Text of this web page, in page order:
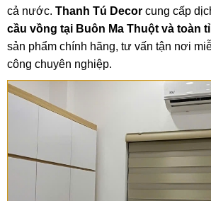
cả nước. Thanh Tú Decor cung cấp
cầu vồng tại Buôn Ma Thuột và toàn
sản phẩm chính hãng, tư vấn tận nơi
công chuyên nghiệp.